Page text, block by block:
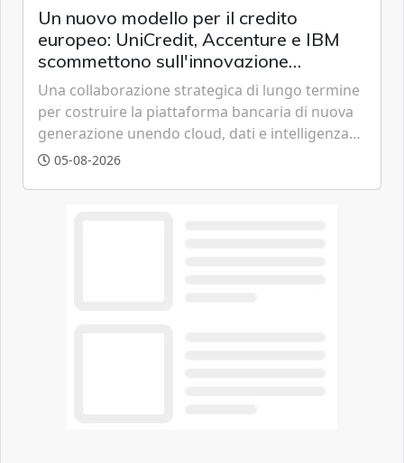
Un nuovo modello per il credito
europeo: UniCredit, Accenture e IBM
scommettono sull'innovazione
tecnologica
Una collaborazione strategica di lungo termine
per costruire la piattaforma bancaria di nuova
generazione unendo cloud, dati e intelligenza
artificiale.
05-08-2026